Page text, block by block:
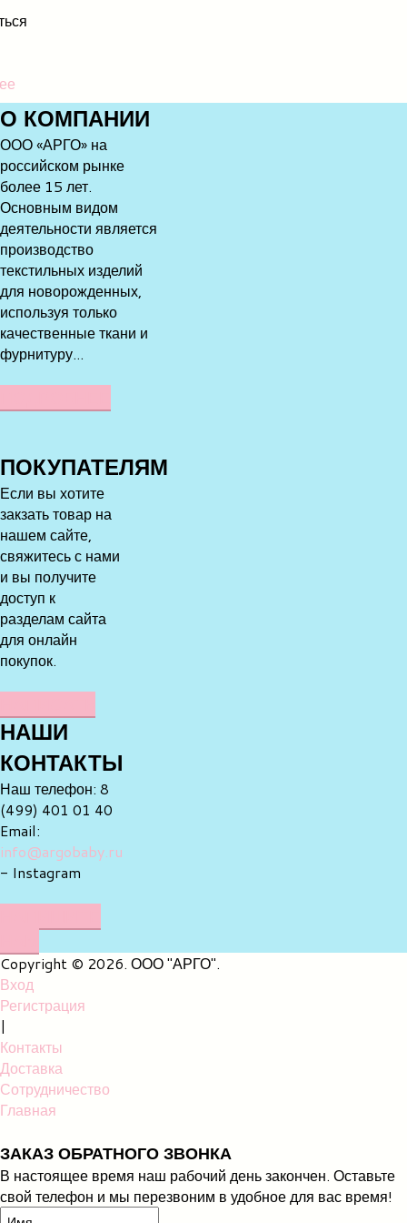
О КОМПАНИИ
ООО «АРГО» на
российском рынке
более 15 лет.
Основным видом
деятельности является
производство
текстильных изделий
для новорожденных,
используя только
качественные ткани и
фурнитуру...
ПОКУПАТЕЛЯМ
Если вы хотите
закзать товар на
нашем сайте,
свяжитесь с нами
и вы получите
доступ к
разделам сайта
для онлайн
покупок.
НАШИ
КОНТАКТЫ
Наш телефон: 8
(499) 401 01 40
Email:
info@argobaby.ru
- Instagram
Copyright © 2026. ООО "АРГО".
Вход
Регистрация
|
Контакты
Доставка
Сотрудничество
Главная
ЗАКАЗ ОБРАТНОГО ЗВОНКА
В настоящее время наш рабочий день закончен. Оставьте
свой телефон и мы перезвоним в удобное для вас время!